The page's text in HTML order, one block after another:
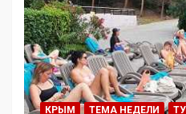
КРЫМ ТЕМА НЕДЕЛИ